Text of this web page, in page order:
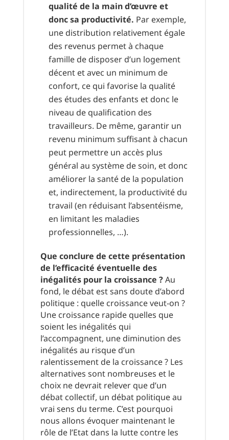
qualité de la main d’œuvre et
donc sa productivité. Par exemple,
une distribution relativement égale
des revenus permet à chaque
famille de disposer d’un logement
décent et avec un minimum de
confort, ce qui favorise la qualité
des études des enfants et donc le
niveau de qualification des
travailleurs. De même, garantir un
revenu minimum suffisant à chacun
peut permettre un accès plus
général au système de soin, et donc
améliorer la santé de la population
et, indirectement, la productivité du
travail (en réduisant l’absentéisme,
en limitant les maladies
professionnelles, …).
Que conclure de cette présentation
de l’efficacité éventuelle des
inégalités pour la croissance ?Au
fond, le débat est sans doute d’abord
politique : quelle croissance veut-on ?
Une croissance rapide quelles que
soient les inégalités qui
l’accompagnent, une diminution des
inégalités au risque d’un
ralentissement de la croissance ? Les
alternatives sont nombreuses et le
choix ne devrait relever que d’un
débat collectif, un débat politique au
vrai sens du terme. C’est pourquoi
nous allons évoquer maintenant le
rôle de l’Etat dans la lutte contre les